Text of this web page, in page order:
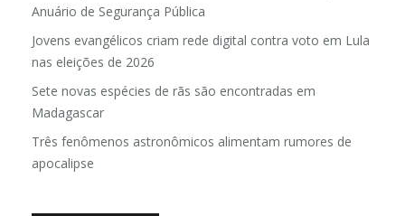
Anuário de Segurança Pública
Jovens evangélicos criam rede digital contra voto em Lula
nas eleições de 2026
Sete novas espécies de rãs são encontradas em
Madagascar
Três fenômenos astronômicos alimentam rumores de
apocalipse